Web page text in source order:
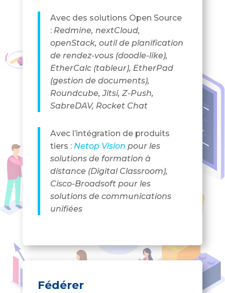
Avec des solutions Open Source
: Redmine, nextCloud,
openStack, outil de planification
de rendez-vous (doodle-like),
EtherCalc (tableur), EtherPad
(gestion de documents),
Roundcube, Jitsi, Z-Push,
SabreDAV, Rocket Chat
Avec l’intégration de produits
tiers : Netop Vision pour les
solutions de formation à
distance (Digital Classroom),
Cisco-Broadsoft pour les
solutions de communications
unifiées
Fédérer